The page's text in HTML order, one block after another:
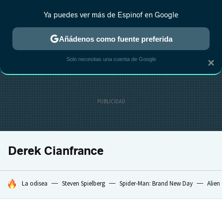
ESTRENOS REALITY ANIME RANKINGS CINE
Derek Cianfrance
HOY SE HABLA DE
La odisea Steven Spielberg Spider-Man: Brand New Day Alien
×
Ya puedes ver más de Espinof en Google
Añádenos como fuente preferida
Solo necesitas una cuenta de Google